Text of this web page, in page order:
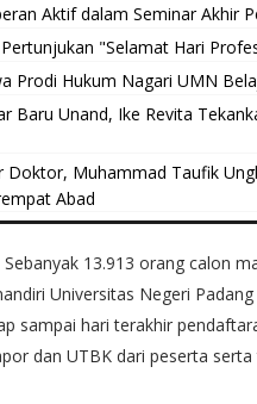
Aktif dalam Seminar Akhir
"Selamat Hari
Prodi Hukum Nagari UMN
Baru Unand, Ike Revita
Doktor, Muhammad Taufik
Abad
Sebanyak 13.913 orang calon
Universitas Negeri
sampai hari terakhir
dan UTBK dari peserta